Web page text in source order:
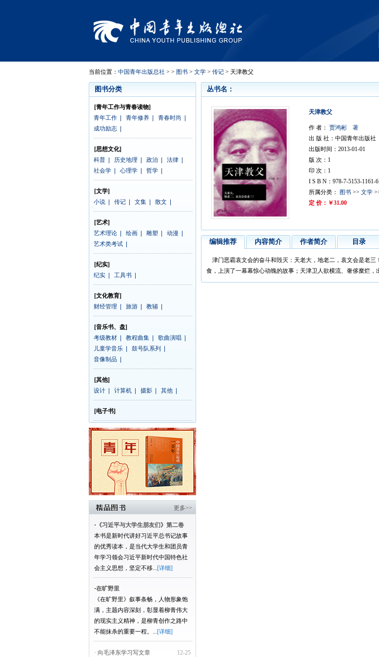
当前位置： 中国青年出版总社 > > 图书 > 文学 > 传记 > 天津教父
图书分类
[青年工作与青春读物]
青年工作
青年修养 青春时尚
成功励志
[思想文化]
科普
历史地理 政治 法律
社会学
心理学 哲学
[文学]
小说
传记 文集 散文
[艺术]
艺术理论
绘画 雕塑 动漫
艺术类考试
[纪实]
纪实
工具书
[文化教育]
财经管理
旅游 教辅
[音乐书、盘]
考级教材
教程曲集 歌曲演唱
儿童学音乐
鼓号队系列
音像制品
[其他]
设计
计算机 摄影 其他
[电子书]
更多>>
· 《习近平与大学生朋友们》第二卷
本书是新时代讲好习近平总书记故事
的优秀读本，是当代大学生和团员青
年学习领会习近平新时代中国特色社
会主义思想，坚定不移...[详细]
·在旷野里
《在旷野里》叙事条畅，人物形象饱
满，主题内容深刻，彰显着柳青伟大
的现实主义精神，是柳青创作之路中
不能抹杀的重要一程。...[详细]
12-25
· 向毛泽东学习写文章
丛书名：
天津教父
作 者： 贾鸿彬 著
出 版 社：中国青年出版社
出版时间：2013-01-01
版 次：1
印 次：1
I S B N：978-7-5153-1161-6
所属分类：
图书 >> 文学
定 价：￥31.00
编辑推荐 内容简介 作者简介 目录
津门恶霸袁文会的奋斗和毁灭：天老大，地老二，袁文会是老
食，上演了一幕幕惊心动魄的故事；天津卫人欲横流、奢侈糜烂